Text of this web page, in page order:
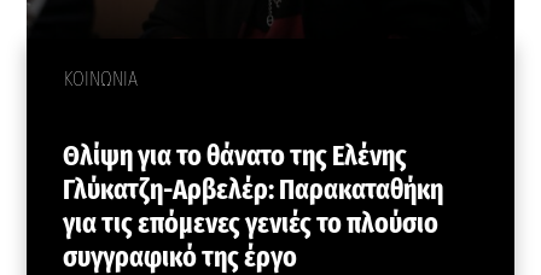
ΚΟΙΝΩΝΙΑ
Θλίψη για το θάνατο της Ελένης
Γλύκατζη-Αρβελέρ: Παρακαταθήκη
για τις επόμενες γενιές το πλούσιο
συγγραφικό της έργο